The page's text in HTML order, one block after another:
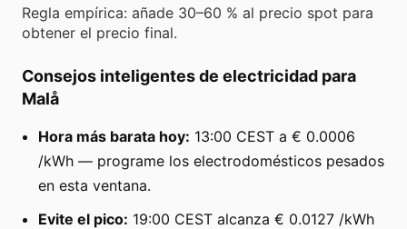
Regla empírica: añade 30–60 % al precio spot para
obtener el precio final.
Consejos inteligentes de electricidad para
Malå
Hora más barata hoy: 13:00 CEST a € 0.0006
/kWh — programe los electrodomésticos pesados
en esta ventana.
Evite el pico: 19:00 CEST alcanza € 0.0127 /kWh